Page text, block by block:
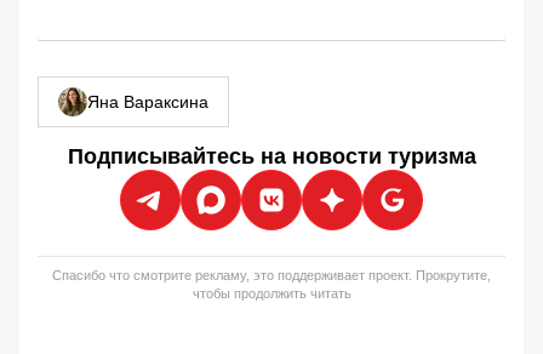
Яна Вараксина
Подписывайтесь на новости туризма
Спасибо что смотрите рекламу, это поддерживает проект. Прокрутите,
чтобы продолжить читать